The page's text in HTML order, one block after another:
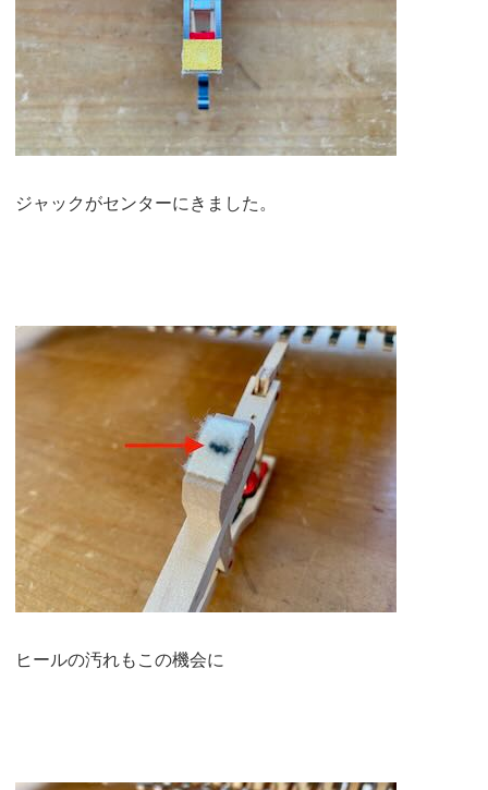
ジャックがセンターにきました。
ヒールの汚れもこの機会に